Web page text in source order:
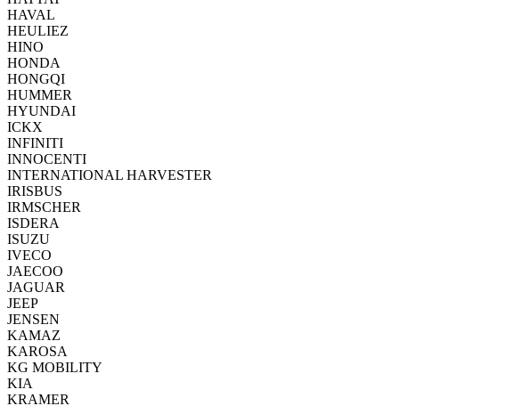
HAVAL
HEULIEZ
HINO
HONDA
HONGQI
HUMMER
HYUNDAI
ICKX
INFINITI
INNOCENTI
INTERNATIONAL HARVESTER
IRISBUS
IRMSCHER
ISDERA
ISUZU
IVECO
JAECOO
JAGUAR
JEEP
JENSEN
KAMAZ
KAROSA
KG MOBILITY
KIA
KRAMER